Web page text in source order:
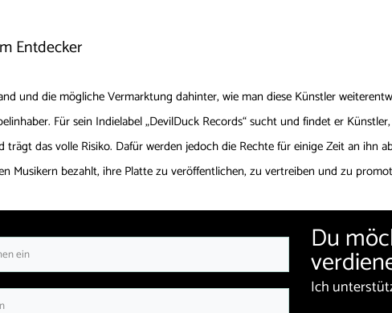
Entdecker
und die mögliche Vermarktung dahinter, wie man diese Künstler
Für sein Indielabel „DevilDuck Records“ sucht und findet er
das volle Risiko. Dafür werden jedoch die Rechte für einige Zeit an ihn
Musikern bezahlt, ihre Platte zu veröffentlichen, zu vertreiben und zu
Du
Ich